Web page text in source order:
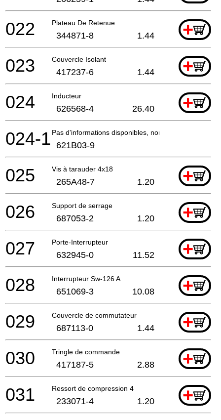
Plateau De Retenue +
022 344871-8 1.44
Couvercle Isolant +
023 417237-6 1.44
Inducteur +
024 626568-4 26.40
Pas d'informations disponibles, non commandable
024-1 621B03-9
Vis à tarauder 4x18 +
025 265A48-7 1.20
Support de serrage +
026 687053-2 1.20
Porte-Interrupteur +
027 632945-0 11.52
Interrupteur Sw-126 A +
028 651069-3 10.08
Couvercle de commutateur +
029 687113-0 1.44
Tringle de commande +
030 417187-5 2.88
Ressort de compression 4 +
031 233071-4 1.20